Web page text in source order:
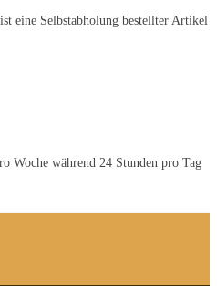
eine Selbstabholung bestellter Artikel
Woche während 24 Stunden pro Tag